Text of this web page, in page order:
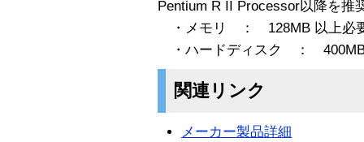
Pentium R II Processor以降を推
・メモリ ： 128MB 以上必
・ハードディスク ： 400MB
関連リンク
メーカー製品詳細